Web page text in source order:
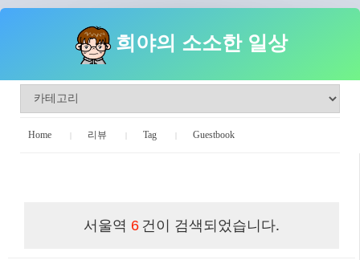
희야의 소소한 일상
Home 리뷰 Tag Guestbook
서울역 6 건이 검색되었습니다.